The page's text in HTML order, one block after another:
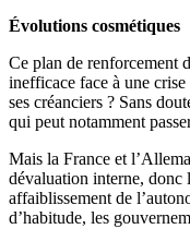
Évolutions cosmétiques
Ce plan de renforcement
inefficace face à une
ses créanciers ? Sans
qui peut notamment
Mais la France et
dévaluation interne, donc
affaiblissement de
d’habitude, les